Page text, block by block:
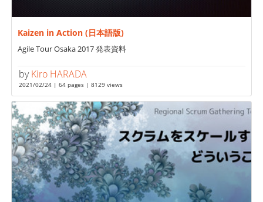
Kaizen in Action (日本語版)
Agile Tour Osaka 2017 発表資料
byKiro HARADA
2021/02/24 | 64 pages | 8129 views